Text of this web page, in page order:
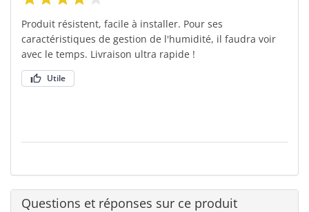
Produit résistent, facile à installer. Pour ses
caractéristiques de gestion de l'humidité, il faudra voir
avec le temps. Livraison ultra rapide !
Utile
Questions et réponses sur ce produit